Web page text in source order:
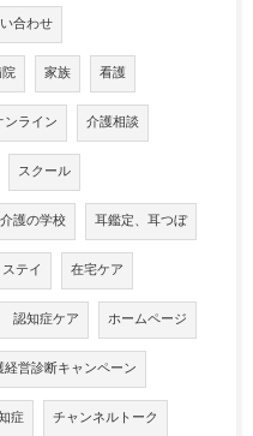
合わせ
家族 看護
ンライン 介護相談
スクール
介護の学校 耳鑑定、耳つぼ
テイ 在宅ケア
知症ケア ホームページ
経営診断キャンペーン
症 チャンネルトーク